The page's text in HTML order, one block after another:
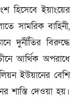
হিসেবে ইয়াংয়ের
সামরিক বাহিনী,
দুর্নীতির বিরুদ্ধে
আর্থিক অপরাধে
ইউয়ানের বেশি
শাস্তি দেওয়া হয়।